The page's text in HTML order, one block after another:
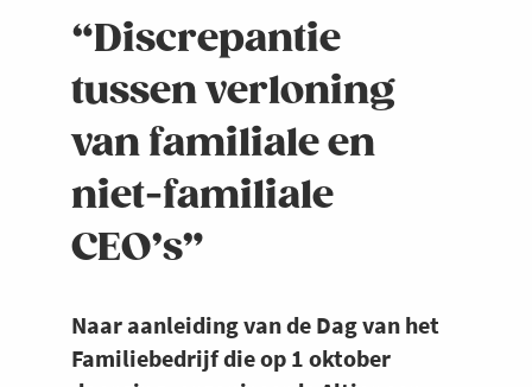
“Discrepantie
tussen verloning
van familiale en
niet-familiale
CEO’s”
Naar aanleiding van de Dag van het
Familiebedrijf die op 1 oktober